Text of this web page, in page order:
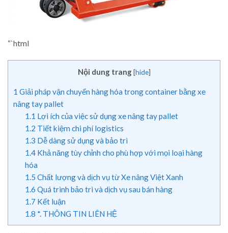
“`html
Nội dung trang [hide]
1 Giải pháp vận chuyển hàng hóa trong container bằng xe
nâng tay pallet
1.1 Lợi ích của việc sử dụng xe nâng tay pallet
1.2 Tiết kiệm chi phí logistics
1.3 Dễ dàng sử dụng và bảo trì
1.4Khả năng tùy chỉnh cho phù hợp với mọi loại hàng
hóa
1.5 Chất lượng và dịch vụ từ Xe nâng Việt Xanh
1.6 Quá trình bảo trì và dịch vụ sau bán hàng
1.7 Kết luận
1.8 *. THÔNG TIN LIÊN HỆ